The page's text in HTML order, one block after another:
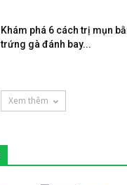
Khám phá 6 cách trị mụn
trứng gà đánh bay...
Xem thêm